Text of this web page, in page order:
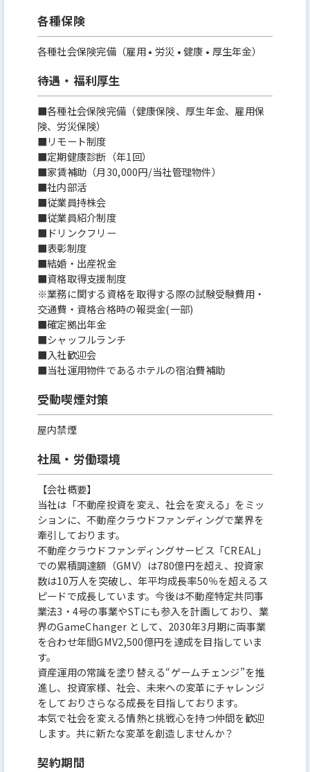
各種保険
各種社会保険完備（雇用 • 労災 • 健康 • 厚生年金）
待遇・福利厚生
■各種社会保険完備（健康保険、厚⽣年⾦、雇用保
険、労災保険）
■リモート制度
■定期健康診断（年1回）
■家賃補助（月30,000円/当社管理物件）
■社内部活
■従業員持株会
■従業員紹介制度
■ドリンクフリー
■表彰制度
■結婚・出産祝金
■資格取得支援制度
※業務に関する資格を取得する際の試験受験費用・
交通費・資格合格時の報奨金(一部)
■確定拠出年金
■シャッフルランチ
■入社歓迎会
■当社運用物件であるホテルの宿泊費補助
受動喫煙対策
屋内禁煙
社風・労働環境
【会社概要】
当社は「不動産投資を変え、社会を変える」をミッ
ションに、不動産クラウドファンディングで業界を
牽引しております。
不動産クラウドファンディングサービス「CREAL」
での累積調達額（GMV）は780億円を超え、投資家
数は10万人を突破し、年平均成長率50％を超えるス
ピードで成長しています。今後は不動産特定共同事
業法3・4号の事業やSTにも参入を計画しており、業
界のGameChanger として、2030年3月期に両事業
を合わせ年間GMV2,500億円を達成を目指していま
す。
資産運用の常識を塗り替える“ゲームチェンジ”を推
進し、投資家様、社会、未来への変革にチャレンジ
をしておりさらなる成長を目指しております。
本気で社会を変える情熱と挑戦心を持つ仲間を歓迎
します。共に新たな変革を創造しませんか？
契約期間